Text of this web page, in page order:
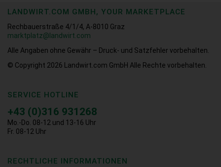
LANDWIRT.COM GMBH, YOUR MARKETPLACE
Rechbauerstraße 4/1/4, A-8010 Graz
marktplatz@landwirt.com
Alle Angaben ohne Gewähr – Druck- und Satzfehler vorbehalten.
© Copyright 2026
Landwirt.com GmbH Alle Rechte vorbehalten.
SERVICE HOTLINE
+43 (0)316 931268
Mo.-Do. 08-12 und 13-16 Uhr
Fr. 08-12 Uhr
RECHTLICHE INFORMATIONEN